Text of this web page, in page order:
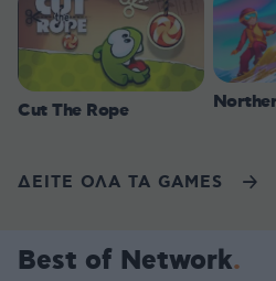
Cut The Rope
ΔΕΙΤΕ ΟΛΑ ΤΑ GAMES
Best of Network